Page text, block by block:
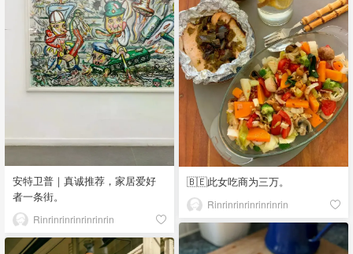
安特卫普｜真诚推荐，家居爱好
者一条街。
Rinrinrinrinrinrinrin
🇧🇪此女吃商为三万。
Rinrinrinrinrinrinrin